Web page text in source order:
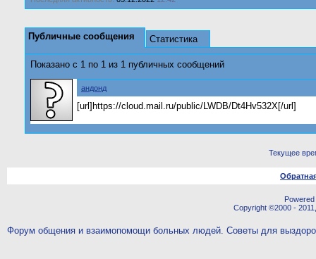
Публичные сообщения Статистика
Показано с 1 по 1 из 1 публичных сообщений
андонд
[url]https://cloud.mail.ru/public/LWDB/Dt4Hv532X[/url]
Текущее
Copyright ©2000 -
Форум общения и взаимопомощи больных людей. Советы для